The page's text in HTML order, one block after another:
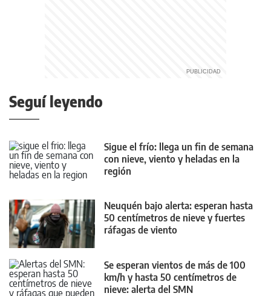
Seguí leyendo
Sigue el frío: llega un fin de semana
con nieve, viento y heladas en la
región
Neuquén bajo alerta: esperan hasta
50 centímetros de nieve y fuertes
ráfagas de viento
Se esperan vientos de más de 100
km/h y hasta 50 centímetros de
nieve: alerta del SMN